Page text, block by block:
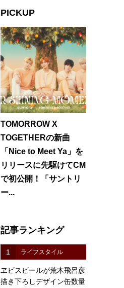
PICKUP
TOMORROW X
TOGETHERの新曲
「Nice to Meet Ya」を
リリースに先駆けてCM
で初公開！「サントリ
ー...
記事ランキング
1 ライフスタイル
ヱビスビールが荒木飛呂彦
描き下ろしデザイン缶数量